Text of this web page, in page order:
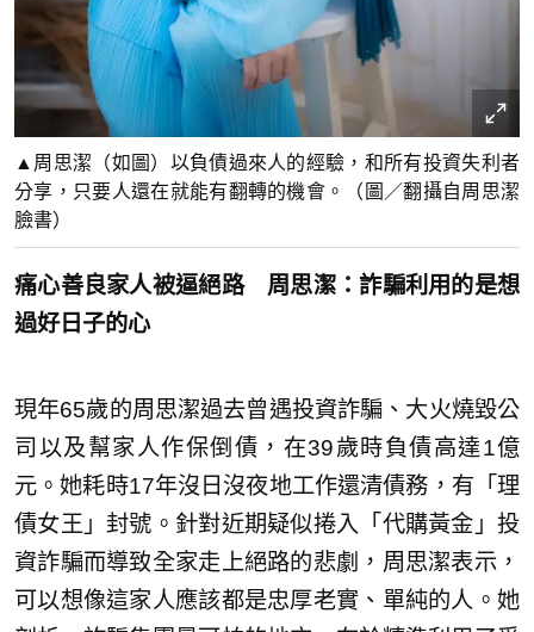
▲周思潔（如圖）以負債過來人的經驗，和所有投資失利者
分享，只要人還在就能有翻轉的機會。（圖／翻攝自周思潔
臉書）
痛心善良家人被逼絕路 周思潔：詐騙利用的是想
過好日子的心
現年65歲的周思潔過去曾遇投資詐騙、大火燒毀公
司以及幫家人作保倒債，在39歲時負債高達1億
元。她耗時17年沒日沒夜地工作還清債務，有「理
債女王」封號。針對近期疑似捲入「代購黃金」投
資詐騙而導致全家走上絕路的悲劇，周思潔表示，
可以想像這家人應該都是忠厚老實、單純的人。她